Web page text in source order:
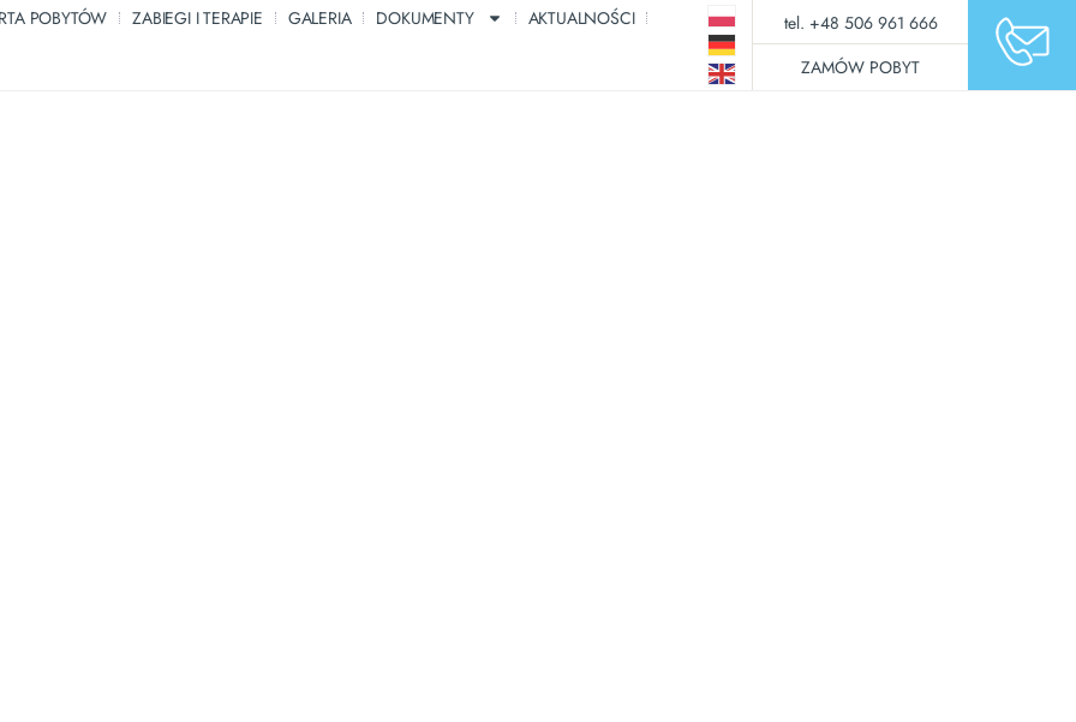
POBYTÓW ZABIEGI I TERAPIE GALERIA DOKUMENTY
AKTUALNOŚCI
tel. +48 506 961 666
ZAMÓW POBYT